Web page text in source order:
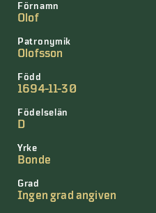
Förnamn
Olof
Patronymik
Olofsson
Född
1694-11-30
Födelselän
D
Yrke
Bonde
Grad
Ingen grad angiven